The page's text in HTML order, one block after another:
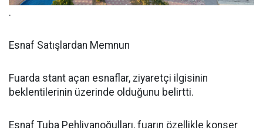
.
Esnaf Satışlardan Memnun
Fuarda stant açan esnaflar, ziyaretçi ilgisinin
beklentilerinin üzerinde olduğunu belirtti.
Esnaf Tuba Pehlivanoğulları, fuarın özellikle konser